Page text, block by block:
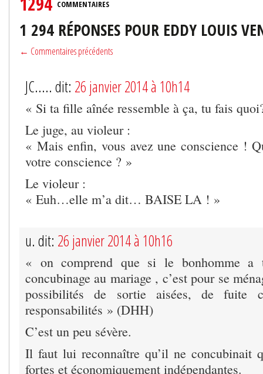
COMMENTAIRES
1 294 RÉPONSES POUR EDDY LOUIS
← Commentaires précédents
JC..... dit: 26 janvier 2014 à 10h14
« Si ta fille aînée ressemble à ça, tu fais
Le juge, au violeur :
« Mais enfin, vous avez une conscience !
votre conscience ? »
Le violeur :
« Euh…elle m’a dit… BAISE LA ! »
u. dit: 26 janvier 2014 à 10h16
« on comprend que si le bonhomme a
concubinage au mariage , c’est pour se
possibilités de sortie aisées, de fuite
responsabilités » (DHH)
C’est un peu sévère.
Il faut lui reconnaître qu’il ne concubinait
fortes et économiquement indépendantes.